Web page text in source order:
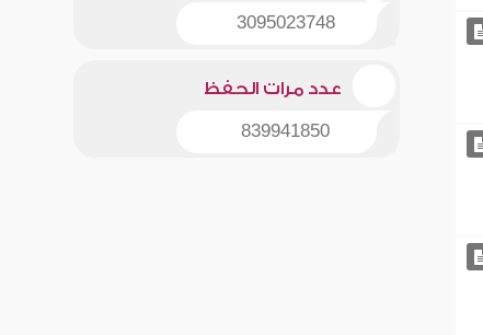
3095023748
عدد مرات الحفظ
839941850